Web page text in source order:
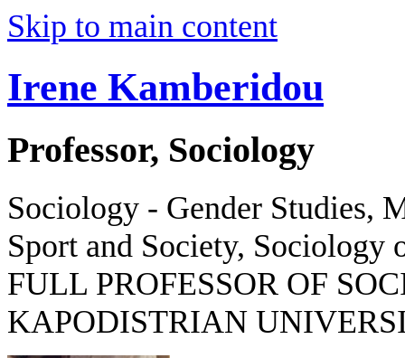
Skip to main content
Irene Kamberidou
Professor, Sociology
Sociology - Gender Studies,
Sport and Society,
FULL PROFESSOR OF
KAPODISTRIAN